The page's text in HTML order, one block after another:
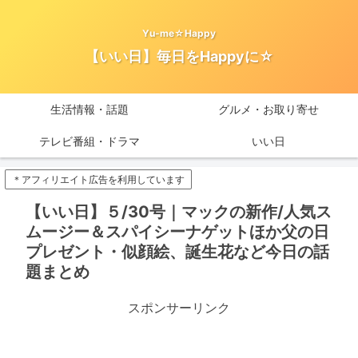
Yu-me☆Happy
【いい日】毎日をHappyに☆
生活情報・話題 グルメ・お取り寄せ
テレビ番組・ドラマ いい日
＊アフィリエイト広告を利用しています
【いい日】５/30号｜マックの新作/人気ス
ムージー＆スパイシーナゲットほか父の日
プレゼント・似顔絵、誕生花など今日の話
題まとめ
スポンサーリンク